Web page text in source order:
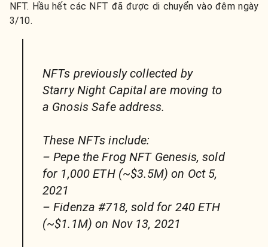
NFT. Hầu hết các NFT đã được di chuyển vào đêm ngày
3/10.
NFTs previously collected by
Starry Night Capital are moving to
a Gnosis Safe address.
These NFTs include:
– Pepe the Frog NFT Genesis, sold
for 1,000 ETH (~$3.5M) on Oct 5,
2021
– Fidenza #718, sold for 240 ETH
(~$1.1M) on Nov 13, 2021